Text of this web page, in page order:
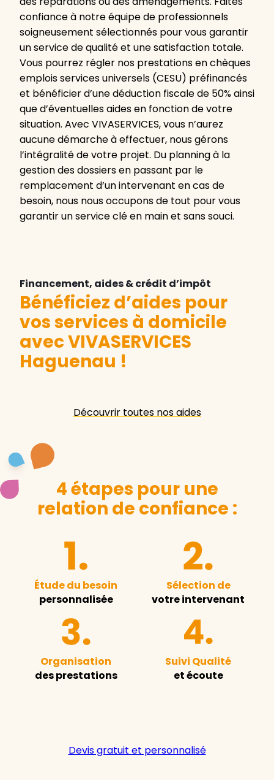
confiance à notre équipe de professionnels
soigneusement sélectionnés pour vous garantir
un service de qualité et une satisfaction totale.
Vous pourrez régler nos prestations en chèques
emplois services universels (CESU) préfinancés
et bénéficier d’une déduction fiscale de 50% ainsi
que d’éventuelles aides en fonction de votre
situation. Avec VIVASERVICES, vous n’aurez
aucune démarche à effectuer, nous gérons
l’intégralité de votre projet. Du planning à la
gestion des dossiers en passant par le
remplacement d’un intervenant en cas de
besoin, nous nous occupons de tout pour vous
garantir un service clé en main et sans souci.
Financement, aides & crédit d’impôt
Bénéficiez d’aides pour
vos services à domicile
avec VIVASERVICES
Haguenau !
Découvrir toutes nos aides
4 étapes pour une
relation de confiance :
Étude du besoin
personnalisée
Sélection de
votre intervenant
Organisation
des prestations
Suivi Qualité
et écoute
Devis gratuit et personnalisé